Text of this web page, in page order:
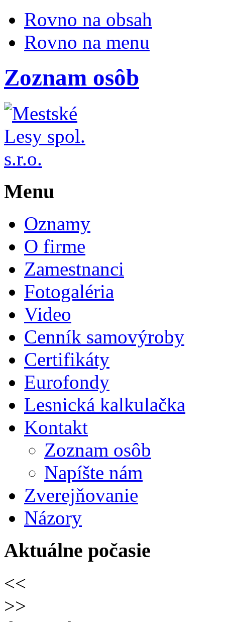
Rovno na obsah
Rovno na menu
Zoznam osôb
Menu
Oznamy
O firme
Zamestnanci
Fotogaléria
Video
Cenník samovýroby
Certifikáty
Eurofondy
Lesnická kalkulačka
Kontakt
Zoznam osôb
Napíšte nám
Zverejňovanie
Názory
Aktuálne počasie
<<
>>